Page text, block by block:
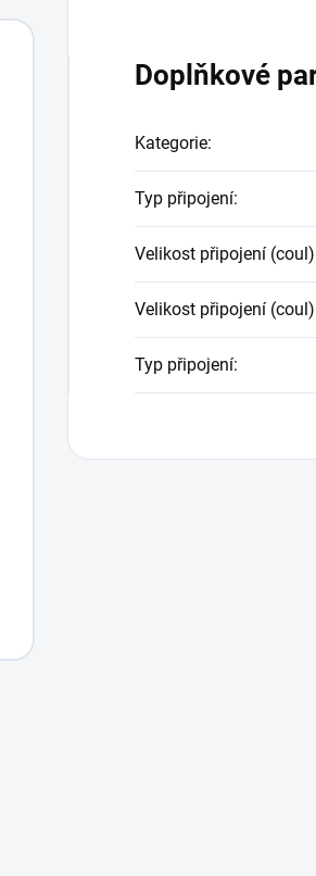
Doplňkové
Kategorie:
Typ připojení:
Velikost připojení (coul)
Velikost připojení (coul)
Typ připojení: